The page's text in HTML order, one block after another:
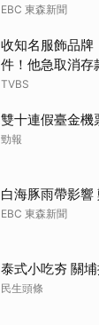
EBC 東森新聞
收知名服飾品牌
件！他急取消存
TVBS
雙十連假臺金
勁報
白海豚雨帶影響
EBC 東森新聞
泰式小吃夯 關
民生頭條